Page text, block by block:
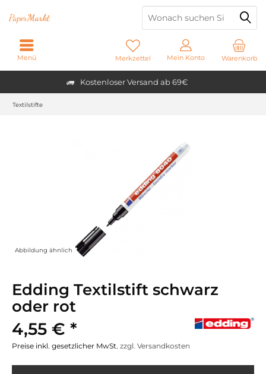
Kostenloser Versand ab 69€
PaperMarkt
Warenkorb
Merkzettel Mein Konto
Menü
Textilstifte
Abbildung ähnlich
Edding Textilstift schwarz
oder rot
4,55 € *
Preise inkl. gesetzlicher MwSt. zzgl. Versandkosten